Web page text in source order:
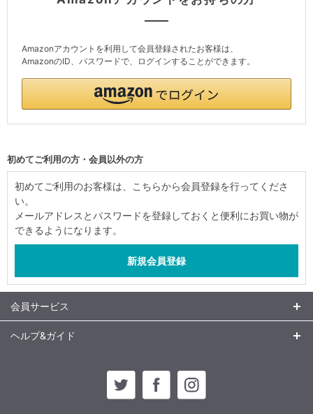
Amazonアカウントを利用して会員登録されたお客様は、
AmazonのID、パスワードで、ログインすることができます。
初めてご利用の方・会員以外の方
初めてご利用のお客様は、こちらから会員登録を行ってくださ
い。
メールアドレスとパスワードを登録しておくと便利にお買い物が
できるようになります。
会員サービス
ヘルプ&ガイド